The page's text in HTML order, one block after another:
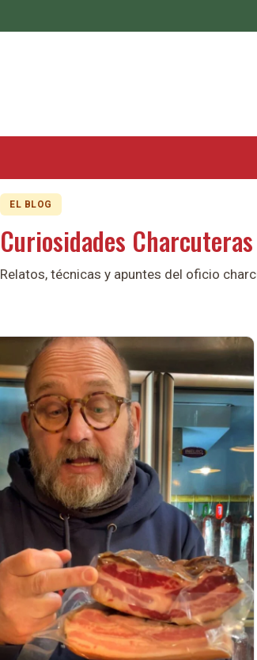
EL BLOG
Curiosidades Charcuteras
Relatos, técnicas y apuntes del oficio